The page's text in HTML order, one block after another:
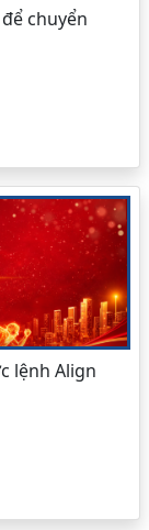
chuyển
lệnh Align